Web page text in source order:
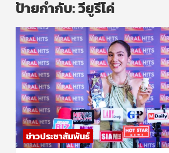
ป้ายกำกับ:วียูรีโค่
ข่าวประชาสัมพันธ์